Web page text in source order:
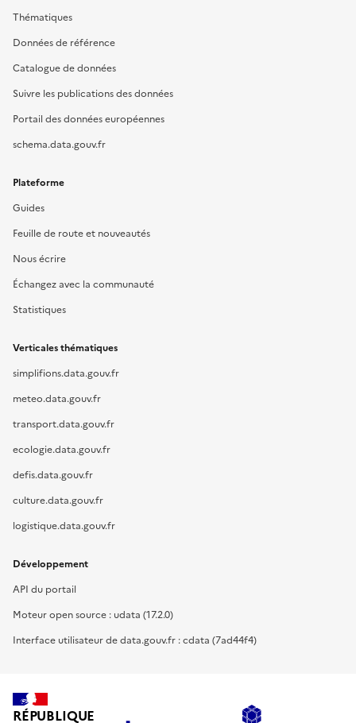
Thématiques
Données de référence
Catalogue de données
Suivre les publications des données
Portail des données européennes
schema.data.gouv.fr
Plateforme
Guides
Feuille de route et nouveautés
Nous écrire
Échangez avec la communauté
Statistiques
Verticales thématiques
simplifions.data.gouv.fr
meteo.data.gouv.fr
transport.data.gouv.fr
ecologie.data.gouv.fr
defis.data.gouv.fr
culture.data.gouv.fr
logistique.data.gouv.fr
Développement
API du portail
Moteur open source : udata (17.2.0)
Interface utilisateur de data.gouv.fr : cdata (7ad44f4)
RÉPUBLIQUE